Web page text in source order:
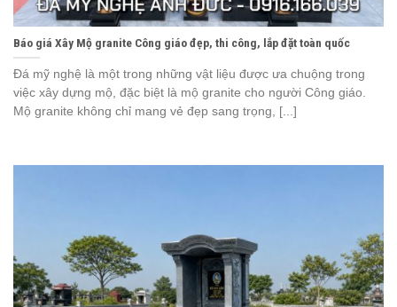
Báo giá Xây Mộ granite Công giáo đẹp, thi công, lắp đặt toàn quốc
Đá mỹ nghệ là một trong những vật liệu được ưa chuộng trong
việc xây dựng mộ, đặc biệt là mộ granite cho người Công giáo.
Mộ granite không chỉ mang vẻ đẹp sang trọng, [...]